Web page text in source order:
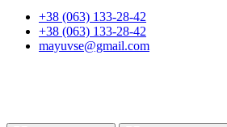
+38 (063) 133-28-42
+38 (063) 133-28-42
mayuvse@gmail.com